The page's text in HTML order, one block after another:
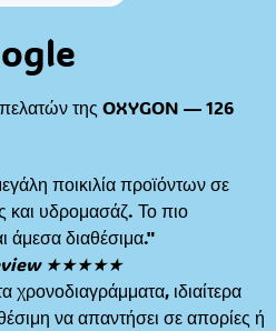
πελατών της OXYGON — 126
ποικιλία προϊόντων σε
και υδρομασάζ. Το πιο
άμεσα διαθέσιμα."
★★★★★
ιδιαίτερα
να απαντήσει σε απορίες ή